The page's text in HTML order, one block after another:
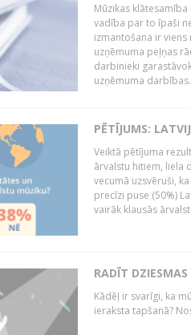
Mūzikas
vadība par to īpaši
izmantošana ir
uzņēmuma peļņas
darbinieki
uzņēmuma
PĒTĪJUMS:
Veiktā pētījuma
ārvalstu hitiem, liela
vecumā uzsvēruši,
precīzi puse (50%)
vairāk klausās
RADĪT
Kādēļ ir svarīgi, ka
ieraksta tapšanā?